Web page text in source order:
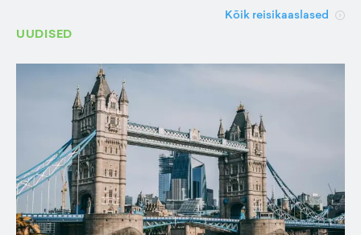
Kõik reisikaaslased
UUDISED